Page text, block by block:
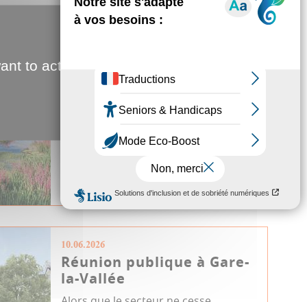
ville et nature
5 hectares entre la passerelle
L’Hortillonne et l’entreprise
Sergeant,...
Urbanisme & Logement
Aménagement
JDA
10.06.2026
Réunion publique à Gare-
la-Vallée
to activate